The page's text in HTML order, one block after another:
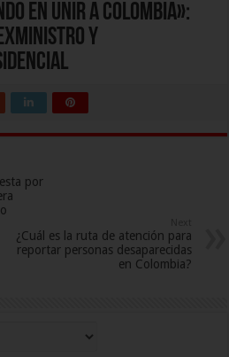
en unir a Colombia»:
y
por
¿Cuál es la ruta de atención para
reportar personas desaparecidas
en Colombia?